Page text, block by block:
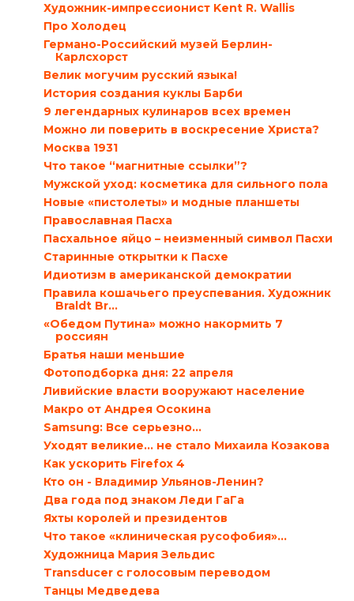
Художник-импрессионист Kent R. Wallis
Про Холодец
Германо-Российский музей Берлин-
Карлсхорст
Велик могучим русский языка!
История создания куклы Барби
9 легендарных кулинаров всех времен
Можно ли поверить в воскресение Христа?
Москва 1931
Что такое “магнитные ссылки”?
Мужской уход: косметика для сильного пола
Новые «пистолеты» и модные планшеты
Православная Пасха
Пасхальное яйцо – неизменный символ Пасхи
Старинные открытки к Пасхе
Идиотизм в американской демократии
Правила кошачьего преуспевания. Художник
Braldt Br...
«Обедом Путина» можно накормить 7
россиян
Братья наши меньшие
Фотоподборка дня: 22 апреля
Ливийские власти вооружают население
Макро от Андрея Осокина
Samsung: Все серьезно…
Уходят великие… не стало Михаила Козакова
Как ускорить Firefox 4
Кто он - Владимир Ульянов-Ленин?
Два года под знаком Леди ГаГа
Яхты королей и президентов
Что такое «клиническая русофобия»…
Художница Мария Зельдис
Transducer с голосовым переводом
Танцы Медведева